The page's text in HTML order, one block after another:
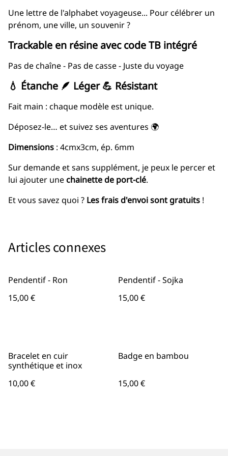
Une lettre de l'alphabet voyageuse... Pour célébrer un
prénom, une ville, un souvenir ?
Trackable en résine avec code TB intégré
Pas de chaîne - Pas de casse - Juste du voyage
💧 Étanche 🪶 Léger 💪 Résistant
Fait main : chaque modèle est unique.
Déposez-le… et suivez ses aventures 🌍
Dimensions : 4cmx3cm, ép. 6mm
Sur demande et sans supplément, je peux le percer et
lui ajouter unechainette de port-clé.
Et vous savez quoi ? Les frais d'envoi sont gratuits !
Articles connexes
Pendentif - Ron
15,00 €
Pendentif - Sojka
15,00 €
Bracelet en cuir
synthétique et inox
10,00 €
Badge en bambou
15,00 €